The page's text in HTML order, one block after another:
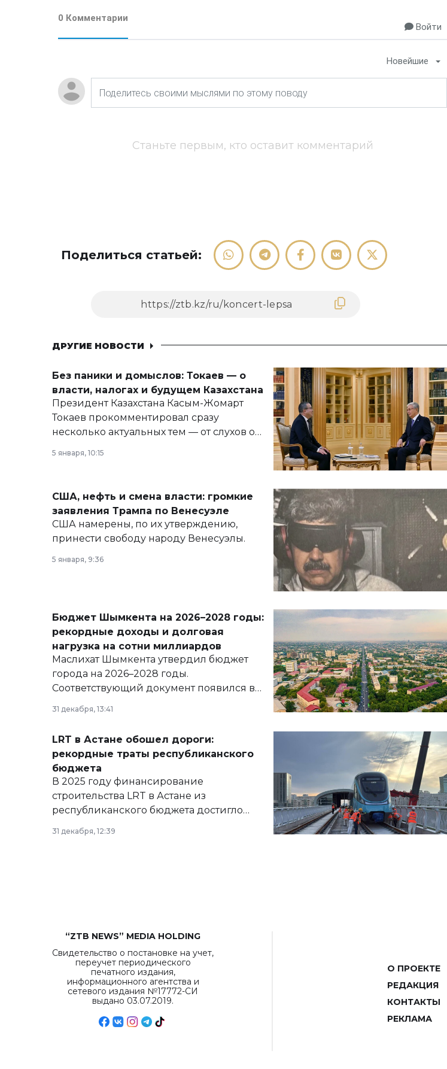
0 Комментарии
Войти
Новейшие
Станьте первым, кто оставит комментарий
Поделиться статьей:
ДРУГИЕ НОВОСТИ
Без паники и домыслов: Токаев — о
власти, налогах и будущем Казахстана
Президент Казахстана Касым-Жомарт
Токаев прокомментировал сразу
несколько актуальных тем — от слухов о
армии, экономики и личного здоровья.
5 января, 10:15
США, нефть и смена власти: громкие
заявления Трампа по Венесуэле
США намерены, по их утверждению,
принести свободу народу Венесуэлы.
5 января, 9:36
Бюджет Шымкента на 2026–2028 годы:
рекордные доходы и долговая
нагрузка на сотни миллиардов
Маслихат Шымкента утвердил бюджет
города на 2026–2028 годы.
Соответствующий документ появился в
базе нормативных правовых актов и на
сайте маслихат города.
31 декабря, 13:41
LRT в Астане обошел дороги:
рекордные траты республиканского
бюджета
В 2025 году финансирование
строительства LRT в Астане из
республиканского бюджета достигло
рекордных объемов.
31 декабря, 12:39
“ZTB NEWS” MEDIA HOLDING
Свидетельство о постановке на учет,
переучет периодического
печатного издания,
информационного агентства и
сетевого издания №17772-СИ
выдано 03.07.2019.
О ПРОЕКТЕ
РЕДАКЦИЯ
КОНТАКТЫ
РЕКЛАМА